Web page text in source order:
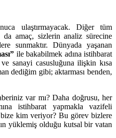
ulaştırmayacak. Diğer tüm
da amaç, sizlerin analiz sürecine
sunmaktır. Dünyada yaşanan
ile bakabilmek adına istihbarat
sanayi casusluğuna ilişkin kısa
dediğim gibi; aktarması benden,
var mı? Daha doğrusu, her
istihbarat yapmakla vazifeli
kim veriyor? Bu görev bizlere
yüklemiş olduğu kutsal bir vatan